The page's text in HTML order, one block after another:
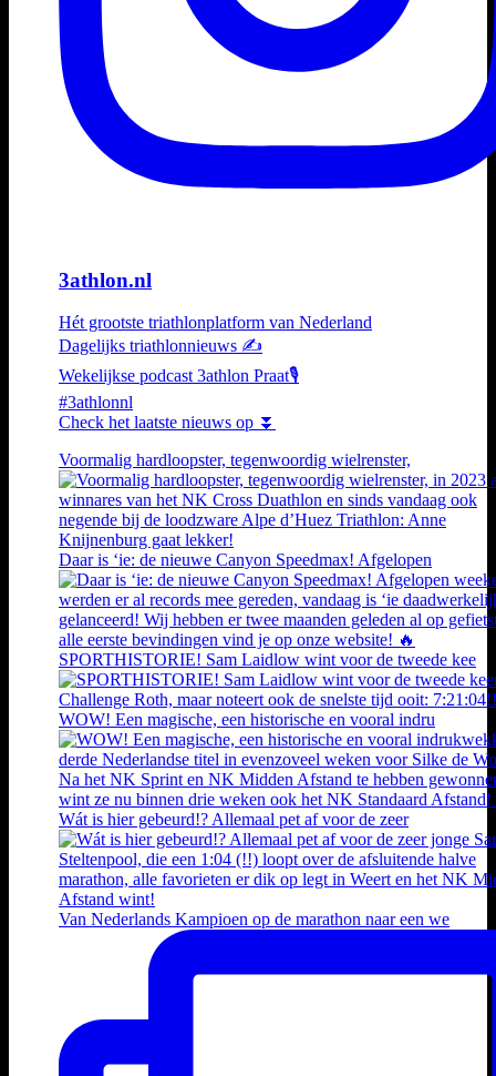
3athlon.nl
Hét grootste triathlonplatform van Nederland
Dagelijks triathlonnieuws ✍️
Wekelijkse podcast 3athlon Praat🎙️
#3athlonnl
Check het laatste nieuws op ⏬
Voormalig hardloopster, tegenwoordig wielrenster,
Daar is ‘ie: de nieuwe Canyon Speedmax! Afgelopen
SPORTHISTORIE! Sam Laidlow wint voor de tweede kee
WOW! Een magische, een historische en vooral indru
Wát is hier gebeurd!? Allemaal pet af voor de zeer
Van Nederlands Kampioen op de marathon naar een we